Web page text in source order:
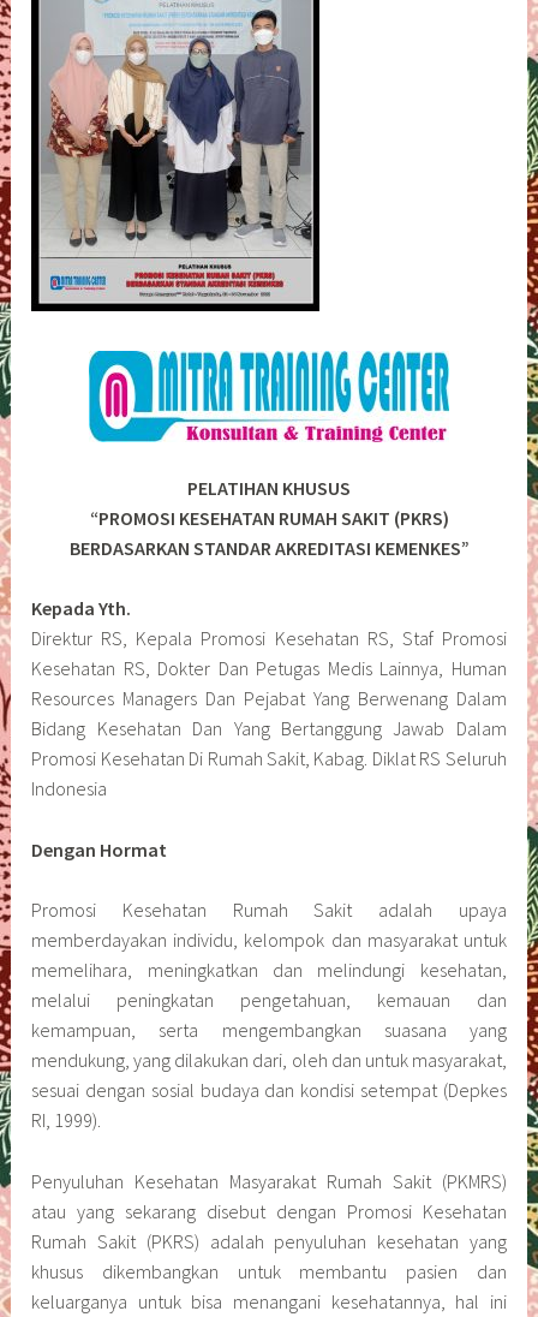
PELATIHAN KHUSUS
“PROMOSI KESEHATAN RUMAH SAKIT (PKRS)
BERDASARKAN STANDAR AKREDITASI KEMENKES”
Kepada Yth.
Direktur RS, Kepala Promosi Kesehatan RS, Staf Promosi
Kesehatan RS, Dokter Dan Petugas Medis Lainnya, Human
Resources Managers Dan Pejabat Yang Berwenang Dalam
Bidang Kesehatan Dan Yang Bertanggung Jawab Dalam
Promosi Kesehatan Di Rumah Sakit, Kabag. Diklat RS Seluruh
Indonesia
Dengan Hormat
Promosi Kesehatan Rumah Sakit adalah upaya
memberdayakan individu, kelompok dan masyarakat untuk
memelihara, meningkatkan dan melindungi kesehatan,
melalui peningkatan pengetahuan, kemauan dan
kemampuan, serta mengembangkan suasana yang
mendukung, yang dilakukan dari, oleh dan untuk masyarakat,
sesuai dengan sosial budaya dan kondisi setempat (Depkes
RI, 1999).
Penyuluhan Kesehatan Masyarakat Rumah Sakit (PKMRS)
atau yang sekarang disebut dengan Promosi Kesehatan
Rumah Sakit (PKRS) adalah penyuluhan kesehatan yang
khusus dikembangkan untuk membantu pasien dan
keluarganya untuk bisa menangani kesehatannya, hal ini